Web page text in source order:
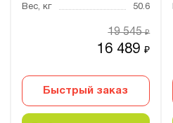
Вес, кг
50.6
16 489₽
19 545₽
Быстрый заказ